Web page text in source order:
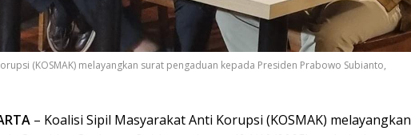
(KOSMAK) melayangkan surat pengaduan kepada Presiden Prabowo Subianto,
– Koalisi Sipil Masyarakat Anti Korupsi (KOSMAK) melayangkan